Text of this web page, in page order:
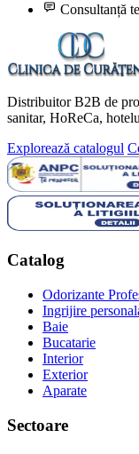
Consultanță
Distribuitor B2B de
sanitar, HoReCa,
Explorează catalogul
Catalog
Odorizante
Ingrijire
Baie
Bucatarie
Interior
Exterior
Aparate
Sectoare